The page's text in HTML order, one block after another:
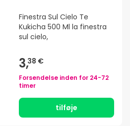
Finestra Sul Cielo Te
Kukicha 500 Ml la finestra
sul cielo,
3,38 €
Forsendelse inden for 24-72
timer
tilføje